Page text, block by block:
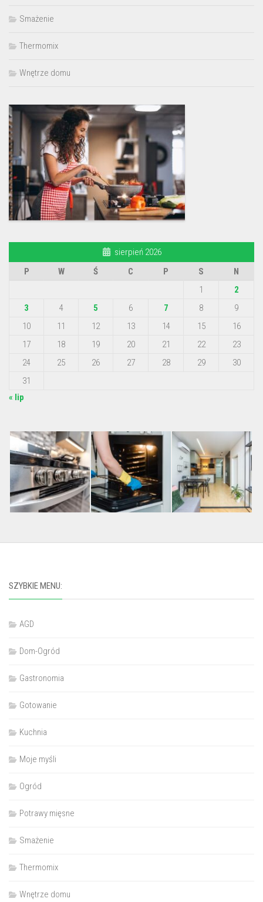
Smażenie
Thermomix
Wnętrze domu
sierpień 2026
P
W Ś C P S
N
1
2
3
4 5 6 7 8
9
10
11 12 13 14 15
16
17
18 19 20 21 22
23
24
25 26 27 28 29
30
31
« lip
SZYBKIE MENU:
AGD
Dom-Ogród
Gastronomia
Gotowanie
Kuchnia
Moje myśli
Ogród
Potrawy mięsne
Smażenie
Thermomix
Wnętrze domu